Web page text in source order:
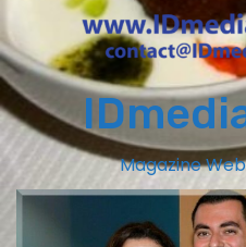
Magazine